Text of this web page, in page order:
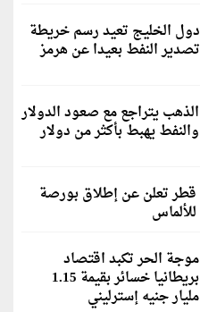
دول الخليج تعيد رسم خريطة
تصدير النفط بعيدا عن هرمز
الذهب يتراجع مع صعود الدولار
والنفط يهبط بأكثر من دولار
قطر تعلن عن إطلاق بورصة
للألماس
موجة الحر تكبد اقتصاد
بريطانيا خسائر بقيمة 1.15
مليار جنيه إسترليني